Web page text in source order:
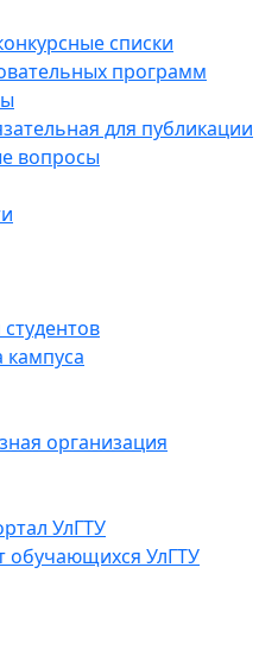
списки
программ
для публикации
вопросы
кампуса
организация
УлГТУ
обучающихся УлГТУ